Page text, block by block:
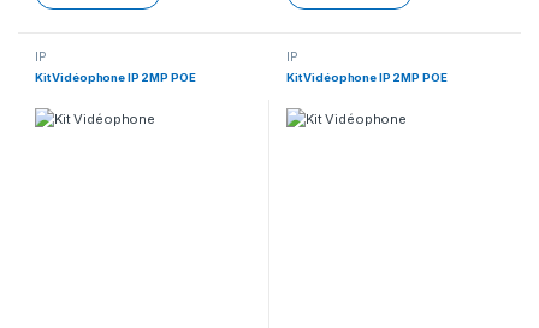
IP
Kit Vidéophone IP 2MP POE
IP
Kit Vidéophone IP 2MP POE